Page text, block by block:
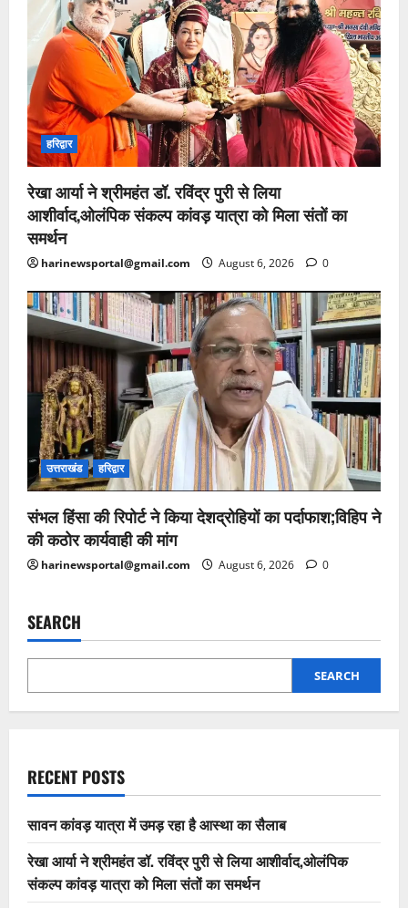
हरिद्वार
रेखा आर्या ने श्रीमहंत डॉ. रविंद्र पुरी से लिया
आशीर्वाद,ओलंपिक संकल्प कांवड़ यात्रा को मिला संतों का
समर्थन
harinewsportal@gmail.com August 6, 2026 0
उत्तराखंड हरिद्वार
संभल हिंसा की रिपोर्ट ने किया देशद्रोहियों का पर्दाफाश;विहिप ने
की कठोर कार्यवाही की मांग
harinewsportal@gmail.com August 6, 2026 0
SEARCH
SEARCH
RECENT POSTS
सावन कांवड़ यात्रा में उमड़ रहा है आस्था का सैलाब
रेखा आर्या ने श्रीमहंत डॉ. रविंद्र पुरी से लिया आशीर्वाद,ओलंपिक
संकल्प कांवड़ यात्रा को मिला संतों का समर्थन